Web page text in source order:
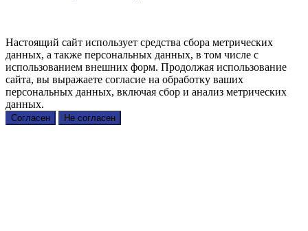
Настоящий сайт использует средства сбора метрических
данных, а также персональных данных, в том числе с
использованием внешних форм. Продолжая использование
сайта, вы выражаете согласие на обработку ваших
персональных данных, включая сбор и анализ метрических
данных.
Согласен Не согласен